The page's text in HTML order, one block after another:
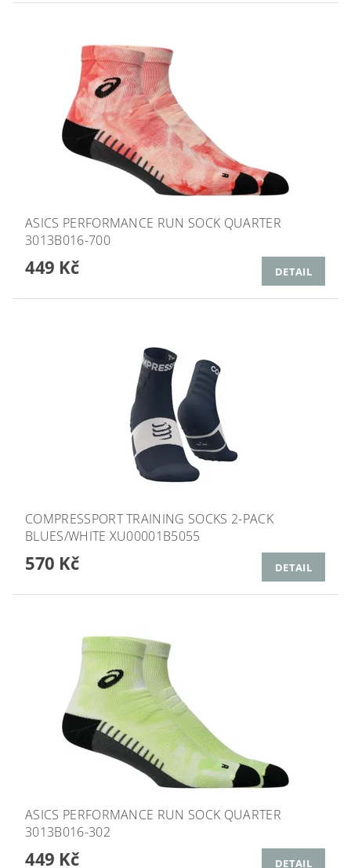
ASICS PERFORMANCE RUN SOCK QUARTER
3013B016-700
449 Kč DETAIL
COMPRESSPORT TRAINING SOCKS 2-PACK
BLUES/WHITE XU00001B5055
570 Kč DETAIL
ASICS PERFORMANCE RUN SOCK QUARTER
3013B016-302
449 Kč DETAIL